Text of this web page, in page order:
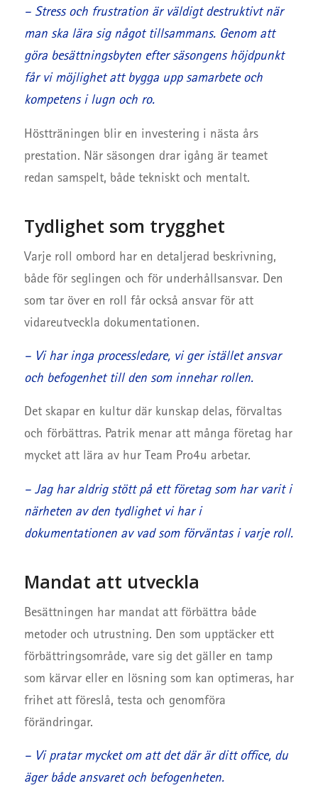
– Stress och frustration är väldigt destruktivt när
man ska lära sig något tillsammans. Genom att
göra besättningsbyten efter säsongens höjdpunkt
får vi möjlighet att bygga upp samarbete och
kompetens i lugn och ro.
Höstträningen blir en investering i nästa års
prestation. När säsongen drar igång är teamet
redan samspelt, både tekniskt och mentalt.
Tydlighet som trygghet
Varje roll ombord har en detaljerad beskrivning,
både för seglingen och för underhållsansvar. Den
som tar över en roll får också ansvar för att
vidareutveckla dokumentationen.
– Vi har inga processledare, vi ger istället ansvar
och befogenhet till den som innehar rollen.
Det skapar en kultur där kunskap delas, förvaltas
och förbättras. Patrik menar att många företag har
mycket att lära av hur Team Pro4u arbetar.
– Jag har aldrig stött på ett företag som har varit i
närheten av den tydlighet vi har i
dokumentationen av vad som förväntas i varje roll.
Mandat att utveckla
Besättningen har mandat att förbättra både
metoder och utrustning. Den som upptäcker ett
förbättringsområde, vare sig det gäller en tamp
som kärvar eller en lösning som kan optimeras, har
frihet att föreslå, testa och genomföra
förändringar.
– Vi pratar mycket om att det där är ditt office, du
äger både ansvaret och befogenheten.